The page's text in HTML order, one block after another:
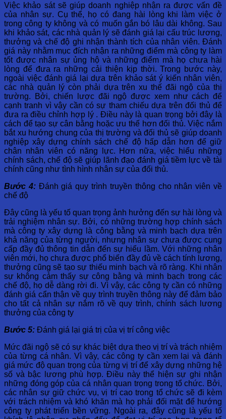
Việc khảo sát sẽ giúp doanh nghiệp nhận ra được vấn đề
của nhân sự. Cụ thể, họ có đang hài lòng khi làm việc ở
trong công ty không và có muốn gắn bó lâu dài không. Sau
khi khảo sát, các nhà quản lý sẽ đánh giá lại cấu trúc lương,
thưởng và chế độ ghi nhận thành tích của nhân viên. Đánh
giá này nhằm mục đích nhận ra những điểm mà công ty làm
tốt được nhân sự ủng hộ và những điểm mà họ chưa hài
lòng để đưa ra những cải thiện kịp thời. Trong bước này,
ngoài việc đánh giá lại dựa trên khảo sát ý kiến nhân viên,
các nhà quản lý còn phải dựa trên xu thế đãi ngộ của thị
trường. Bởi, chiến lược đãi ngộ được xem như cách để
cạnh tranh vì vậy cần có sự tham chiếu dựa trên đối thủ để
đưa ra điều chỉnh hợp lý . Điều này là quan trọng bởi đây là
cách để tạo sự cân bằng hoặc ưu thế hơn đối thủ. Việc nắm
bắt xu hướng chung của thị trường và đối thủ sẽ giúp doanh
nghiệp xây dựng chính sách chế độ hấp dẫn hơn để giữ
chân nhân viên có năng lực. Hơn nữa, việc hiểu những
chính sách, chế độ sẽ giúp lãnh đạo đánh giá tiềm lực về tài
chính cũng như tình hình nhân sự của đối thủ.
Bước 4:Đánh giá quy trình truyền thông cho nhân viên về
chế độ
Đây cũng là yếu tố quan trọng ảnh hưởng đến sự hài lòng và
trải nghiệm nhân sự. Bởi, có những trường hợp chính sách
mà công ty xây dựng là công bằng và minh bạch dựa trên
khả năng của từng người, nhưng nhân sự chưa được cung
cấp đầy đủ thông tin dẫn đến sự hiểu lầm. Với những nhân
viên mới, họ chưa được phổ biến đầy đủ về cách tính lương,
thưởng cũng sẽ tạo sự thiếu minh bạch và rõ ràng. Khi nhân
sự không cảm thấy sự công bằng và minh bạch trong các
chế độ, họ dễ dàng rời đi. Vì vậy, các công ty cần có những
đánh giá cẩn thận về quy trình truyền thông này để đảm bảo
cho tất cả nhân sự nắm rõ về quy trình, chính sách lương
thưởng của công ty
Bước 5: Đánh giá lại giá trị của vị trí công việc
Mức đãi ngộ sẽ có sự khác biệt dựa theo vị trí và trách nhiệm
của từng cá nhân. Vì vậy, các công ty cần xem lại và đánh
giá mức độ quan trọng của từng vị trí để xây dựng những hệ
số và bậc lương phù hợp. Điều này thể hiện sự ghi nhận
những đóng góp của cá nhân quan trọng trong tổ chức. Bởi,
các nhân sự giữ chức vụ, vị trí cao trong tổ chức sẽ đi kèm
với trách nhiệm và khó khăn mà họ phải đối mặt để hướng
công ty phát triển bền vững. Ngoài ra, đây cũng là yếu tố